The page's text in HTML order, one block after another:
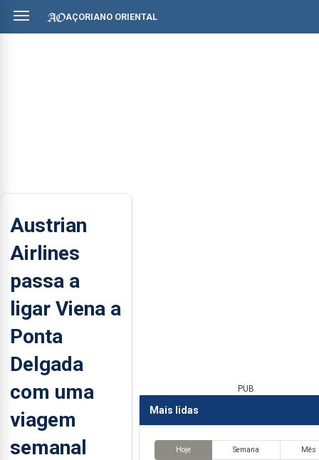
AÇORIANO ORIENTAL
Austrian
Airlines
passa a
ligar Viena a
Ponta
Delgada
com uma
viagem
semanal
PUB
Mais lidas
Hoje Semana Mês